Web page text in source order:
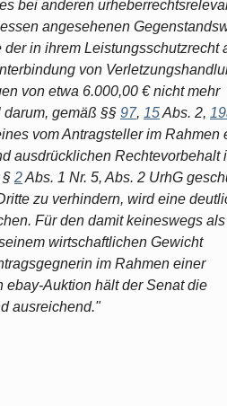
bei anderen
angesehenen
in ihrem Leistungsschutzrecht
von
von etwa 6.000,00 € nicht mehr
gemäß §§ 97, 15Abs. 2,
vom Antragsteller im Rahmen
ausdrücklichen Rechte­vorbe­halt
§ 2Abs. 1 Nr. 5, Abs. 2 UrhG
zu verhindern, wird eine
Für den damit keineswegs
wirt­schaftlichen Gewicht
im Rahmen einer
Auktion hält der Senat die
ausreichend."